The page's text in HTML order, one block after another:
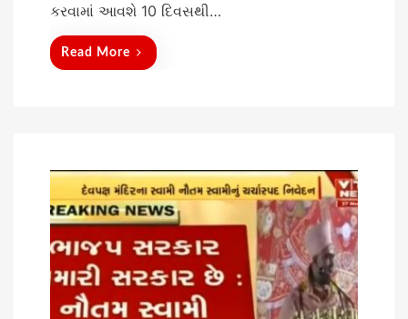
કરવામાં આવશે 10 દિવસથી…
Read More